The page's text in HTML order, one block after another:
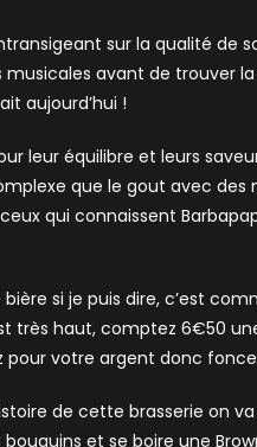
sur la qualité de
musicales avant de trouver
aujourd’hui !
leur équilibre et leurs
que le gout avec
qui connaissent
si je puis dire, c’est
très haut, comptez 6€50
pour votre argent donc
de cette brasserie on
et se boire une